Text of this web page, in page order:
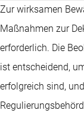
Zur wirksamen
Maßnahmen zur
erforderlich. Die
ist entscheidend,
erfolgreich sind,